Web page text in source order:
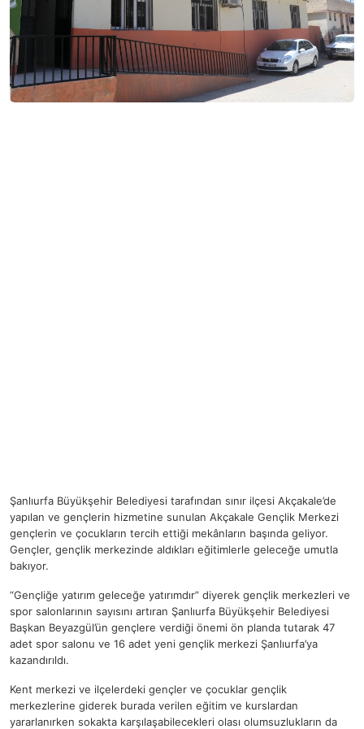
Şanlıurfa Büyükşehir Belediyesi tarafından sınır ilçesi Akçakale’de
yapılan ve gençlerin hizmetine sunulan Akçakale Gençlik Merkezi
gençlerin ve çocukların tercih ettiği mekânların başında geliyor.
Gençler, gençlik merkezinde aldıkları eğitimlerle geleceğe umutla
bakıyor.
“Gençliğe yatırım geleceğe yatırımdır” diyerek gençlik merkezleri ve
spor salonlarının sayısını artıran Şanlıurfa Büyükşehir Belediyesi
Başkan Beyazgül’ün gençlere verdiği önemi ön planda tutarak 47
adet spor salonu ve 16 adet yeni gençlik merkezi Şanlıurfa’ya
kazandırıldı.
Kent merkezi ve ilçelerdeki gençler ve çocuklar gençlik
merkezlerine giderek burada verilen eğitim ve kurslardan
yararlanırken sokakta karşılaşabilecekleri olası olumsuzlukların da